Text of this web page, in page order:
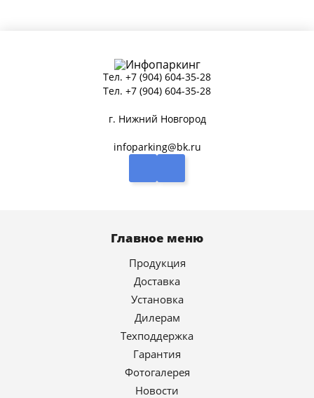
Тел. +7 (904) 604-35-28
Тел. +7 (904) 604-35-28
г. Нижний Новгород
infoparking@bk.ru
Главное меню
Продукция
Доставка
Установка
Дилерам
Техподдержка
Гарантия
Фотогалерея
Новости